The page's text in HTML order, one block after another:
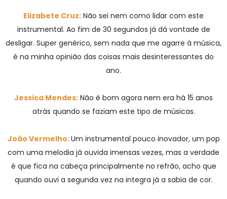
Elizabete Cruz: Não sei nem como lidar com este
instrumental. Ao fim de 30 segundos já dá vontade de
desligar. Super genérico, sem nada que me agarre à música,
é na minha opinião das coisas mais desinteressantes do
ano.
Jessica Mendes: Não é bom agora nem era há 15 anos
atrás quando se faziam este tipo de músicas.
João Vermelho:Um instrumental pouco inovador, um pop
com uma melodia já ouvida imensas vezes, mas a verdade
é que fica na cabeça principalmente no refrão, acho que
quando ouvi a segunda vez na integra já a sabia de cor.